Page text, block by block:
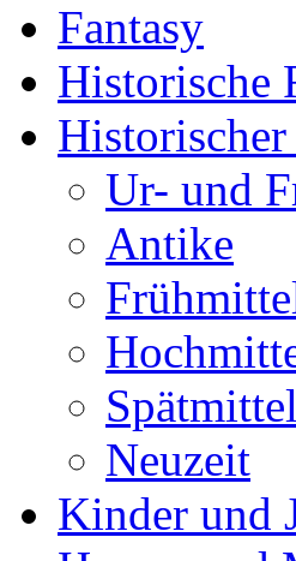
Fantasy
Historische
Historischer
Ur- und
Antike
Neuzeit
Kinder und